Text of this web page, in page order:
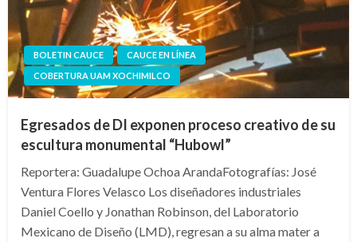
BOLETIN CAUCE
CAUCE EN LÍNEA
COBERTURA UAM XOCHIMILCO
Egresados de DI exponen proceso creativo de su
escultura monumental “Hubowl”
Reportera: Guadalupe Ochoa ArandaFotografías: José
Ventura Flores Velasco Los diseñadores industriales
Daniel Coello y Jonathan Robinson, del Laboratorio
Mexicano de Diseño (LMD), regresan a su alma mater a